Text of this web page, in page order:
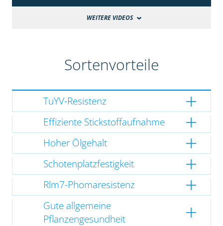
WEITERE VIDEOS
Sortenvorteile
TuYV-Resistenz
Effiziente Stickstoffaufnahme
Hoher Ölgehalt
Schotenplatzfestigkeit
Rlm7-Phomaresistenz
Gute allgemeine
Pflanzengesundheit